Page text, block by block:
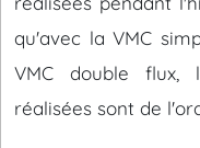
qu'avec la VMC
VMC double flux,
réalisées sont de